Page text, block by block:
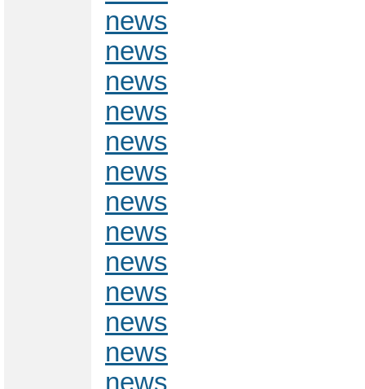
news
news
news
news
news
news
news
news
news
news
news
news
news